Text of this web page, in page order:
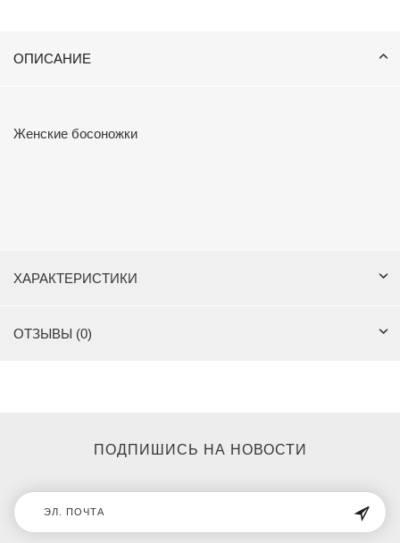
ОПИСАНИЕ
Женские босоножки
ХАРАКТЕРИСТИКИ
ОТЗЫВЫ (0)
ПОДПИШИСЬ НА НОВОСТИ